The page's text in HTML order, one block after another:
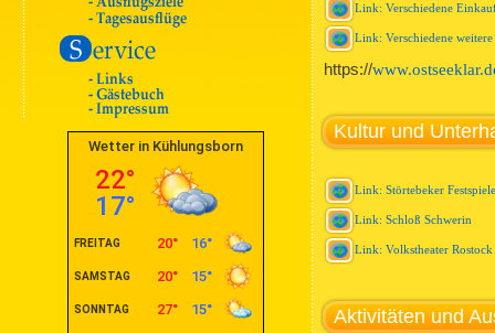
Link: Verschiedene
Link: Verschiedene
https://
Kultur und
Link: Störtebeker Festspiele
Link: Schloß Schwerin
Link: Volkstheater Rostock
Aktivitäten und